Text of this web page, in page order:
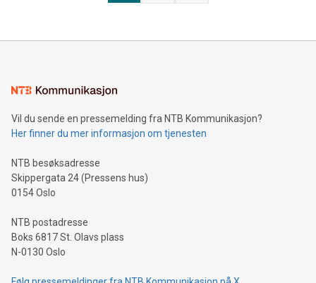
Vil du sende en pressemelding fra NTB Kommunikasjon?
Her finner du mer informasjon om tjenesten
NTB besøksadresse
Skippergata 24 (Pressens hus)
0154 Oslo
NTB postadresse
Boks 6817 St. Olavs plass
N-0130 Oslo